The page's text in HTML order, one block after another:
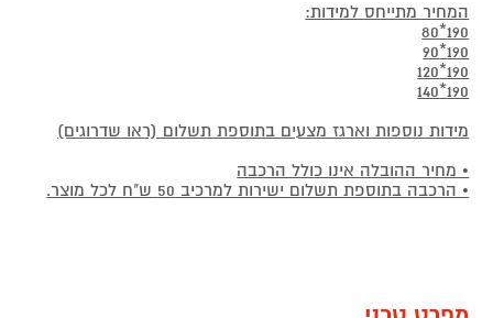
המחיר מתייחס למידות:
190*80
190*90
190*120
190*140
מידות נוספות וארגז מצעים בתוספת תשלום (ראו שדרוגים)
• מחיר ההובלה אינו כולל הרכבה
• הרכבה בתוספת תשלום ישירות למרכיב 50 ש"ח לכל מוצר.